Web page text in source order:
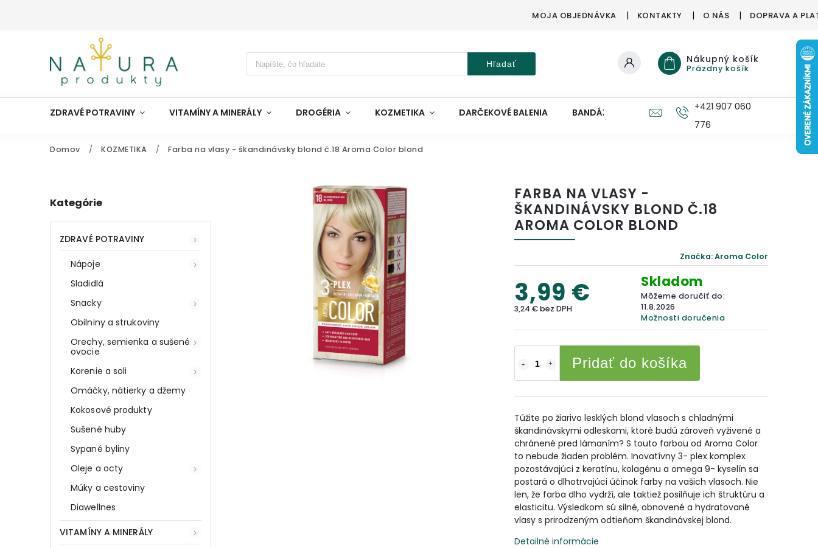
MOJA OBJEDNÁVKA KONTAKTY O NÁS DOPRAVA A
Hľadať Nákupný košík
Prázdny košík
ZDRAVÉ POTRAVINY VITAMÍNY A MINERÁLY DROGÉRIA KOZMETIKA DARČEKOVÉ BALENIA BANDÁŽE, ORTÉZY ZDRAVÉ HUBY
+421 907 060
776
Domov / KOZMETIKA / Farba na vlasy - škandinávsky blond č.18 Aroma Color blond
Kategórie
ZDRAVÉ POTRAVINY
Nápoje
Sladidlá
Snacky
Obilniny a strukoviny
Orechy, semienka a sušené
ovocie
Korenie a soli
Omáčky, nátierky a džemy
Kokosové produkty
Sušené huby
Sypané byliny
Oleje a octy
Múky a cestoviny
Diawellnes
VITAMÍNY A MINERÁLY
FARBA NA VLASY -
ŠKANDINÁVSKY BLOND Č.18
AROMA COLOR BLOND
Značka:Aroma Color
3,99 €
3,24 € bez DPH
Skladom
Môžeme doručiť do:
11.8.2026
Možnosti doručenia
Pridať do košíka
Túžite po žiarivo lesklých blond vlasoch s chladnými
škandinávskymi odleskami, ktoré budú zároveň vyživené a
chránené pred lámaním? S touto farbou od Aroma Color
to nebude žiaden problém. Inovatívny 3- plex komplex
pozostávajúci z keratínu, kolagénu a omega 9- kyselín sa
postará o dlhotrvajúci účinok farby na vašich vlasoch. Nie
len, že farba dlho vydrží, ale taktiež posilňuje ich štruktúru a
elasticitu. Výsledkom sú silné, obnovené a hydratované
vlasy s prirodzeným odtieňom škandinávskej blond.
Detailné informácie